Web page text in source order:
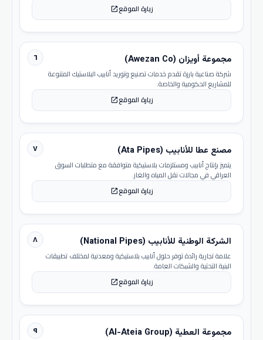
زيارة الموقعopen_in_new
٦ مجموعة أويزان (Awezan Co)
شركة صناعية بارزة تقدم خدمات تصنيع وتوريد أنابيب البلاستيك المتنوعة
للمشاريع الحكومية والخاصة.
زيارة الموقعopen_in_new
٧ مصنع عطا للأنابيب (Ata Pipes)
يتميز بإنتاج أنابيب ومستلزمات بلاستيكية متوافقة مع متطلبات السوق
العراقي في مجالات نقل المياه والغاز.
زيارة الموقعopen_in_new
٨ الشركة الوطنية للأنابيب (National Pipes)
علامة تجارية رائدة توفر حلول أنابيب بلاستيكية ومعدنية لمختلف تطبيقات
البنية التحتية والشبكات العامة.
زيارة الموقعopen_in_new
٩ مجموعة العطية (Al-Ateia Group)